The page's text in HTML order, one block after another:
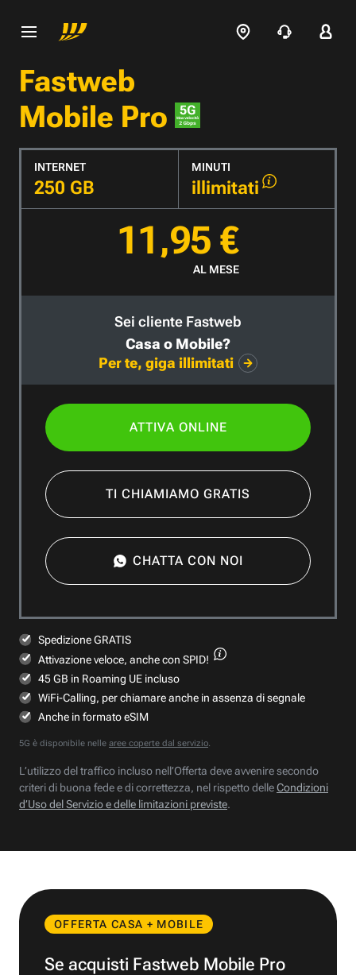
Fastweb
Mobile Pro
INTERNET
250 GB
MINUTI
illimitati
11,95 €
AL MESE
Sei cliente Fastweb
Casa o Mobile?
Per te, giga illimitati
ATTIVA ONLINE
TI CHIAMIAMO GRATIS
CHATTA CON NOI
Spedizione GRATIS
Attivazione veloce, anche con SPID!
45 GB in Roaming UE incluso
WiFi-Calling, per chiamare anche in assenza di segnale
Anche in formato eSIM
5G è disponibile nelle aree coperte dal servizio.
L’utilizzo del traffico incluso nell’Offerta deve avvenire secondo
criteri di buona fede e di correttezza, nel rispetto delleCondizioni
d’Uso del Servizio e delle limitazioni previste.
OFFERTA CASA + MOBILE
Se acquisti Fastweb Mobile Pro